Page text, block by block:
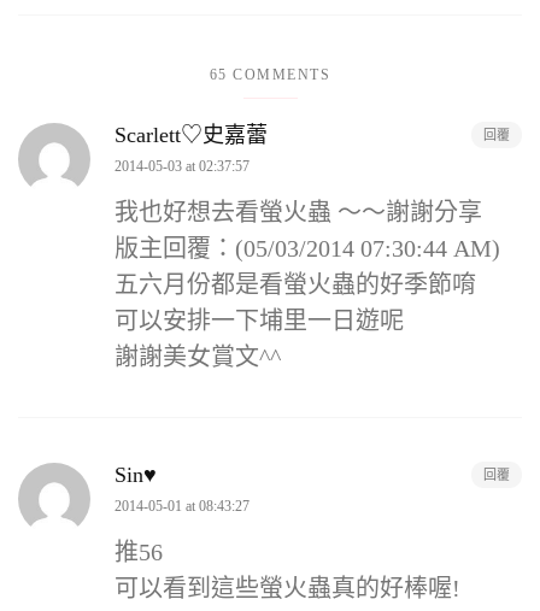
65 COMMENTS
Scarlett♡史嘉蕾
2014-05-03 at 02:37:57
我也好想去看螢火蟲 ～～謝謝分享
版主回覆：(05/03/2014 07:30:44 AM)
五六月份都是看螢火蟲的好季節唷
可以安排一下埔里一日遊呢
謝謝美女賞文^^
回覆
Sin♥
2014-05-01 at 08:43:27
推56
可以看到這些螢火蟲真的好棒喔!
回覆